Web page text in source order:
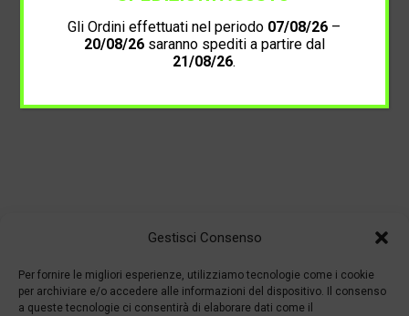
Gestisci Consenso
Per fornire le migliori esperienze, utilizziamo tecnologie come i cookie
per archiviare e/o accedere alle informazioni del dispositivo. Il consenso
a queste tecnologie ci consentirà di elaborare dati come il
Gli Ordini effettuati nel periodo 07/08/26 –
20/08/26saranno spediti a partire dal
21/08/26.